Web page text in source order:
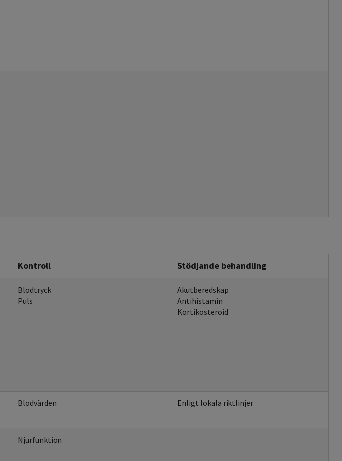
Kontroll Stödjande behandling
Blodtryck
Akutberedskap
Puls
Antihistamin
Kortikosteroid
Blodvärden
Enligt lokala riktlinjer
Njurfunktion